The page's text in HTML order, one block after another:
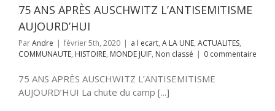
Non classé
75 ANS APRÈS AUSCHWITZ L’ANTISEMITISME
AUJOURD’HUI
ParAndre | février 5th, 2020 | a l ecart, A LA UNE, ACTUALITES,
COMMUNAUTE, HISTOIRE, MONDE JUIF, Non classé | 0 commentaire
75 ANS APRÈS AUSCHWITZ L’ANTISEMITISME
AUJOURD’HUI La chute du camp [...]